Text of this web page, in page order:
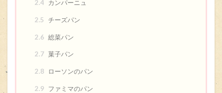
2.4 カンパーニュ
2.5 チーズパン
2.6 総菜パン
2.7 菓子パン
2.8 ローソンのパン
2.9 ファミマのパン